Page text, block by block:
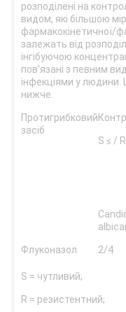
розподілені на
видом, які більшою
фармакокінетичної/
залежать від
інгібуючою
пов’язані з певним
інфекціями у людини.
нижче.
Протигрибковий
засіб
S ≤ /
Флуконазол 2/4
S = чутливий;
R = резистентний;